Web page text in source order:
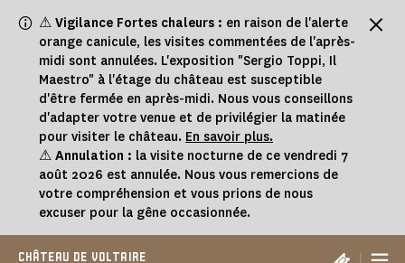
⚠ Vigilance Fortes chaleurs : en raison de l'alerte
orange canicule, les visites commentées de l'après-
midi sont annulées. L'exposition "Sergio Toppi, Il
Maestro" à l'étage du château est susceptible
d'être fermée en après-midi. Nous vous conseillons
d'adapter votre venue et de privilégier la matinée
pour visiter le château. En savoir plus.
⚠ Annulation : la visite nocturne de ce vendredi 7
août 2026 est annulée. Nous vous remercions de
votre compréhension et vous prions de nous
excuser pour la gêne occasionnée.
CHÂTEAU DE VOLTAIRE